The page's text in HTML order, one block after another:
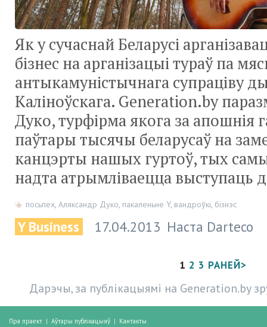
Як у сучаснай Беларусі
бізнес на арганізацыі тураў па
антыкамуністычнага супраціву
Каліноўскага. Generation.by
Дуко, турфірма якога за апошнія
паўтары тысячы беларусаў на
канцэрты нашых гуртоў, тых
надта атрымліваецца выступаць
посьпех, Аляксандр Дуко, пакаленьне Y, вандроўкі, бізнэс
Y Business 17.04.2013 Наста Darteco
1 2 3 РАНЕЙ>
Дарэчы, за публікацыямі на Generation.by
Пра праект | Аўтары публікацыяў | Кантакты